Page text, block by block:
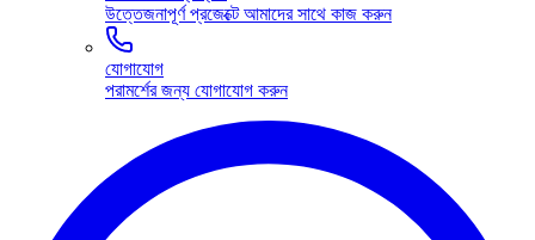
উত্তেজনাপূর্ণ প্রজেক্টে আমাদের সাথে কাজ করুন
যোগাযোগ
পরামর্শের জন্য যোগাযোগ করুন